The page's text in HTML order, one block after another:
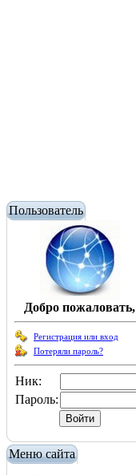
Пользователь
Добро пожаловать,
Регистрация или вход
Потеряли пароль?
Ник:
Пароль:
Меню сайта